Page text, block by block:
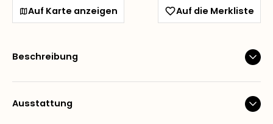
Auf Karte anzeigen Auf die Merkliste
Beschreibung
Ausstattung